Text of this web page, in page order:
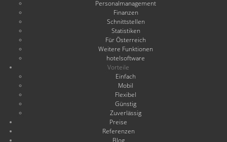
Personalmanagement
Finanzen
Schnittstellen
Statistiken
Für Österreich
Weitere Funktionen
hotelsoftware
Vorteile
Einfach
Mobil
Flexibel
Günstig
Zuverlässig
Preise
Referenzen
Blog